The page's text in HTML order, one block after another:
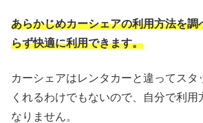
あらかじめカーシェアの利用方法を調
らず快適に利用できます。
カーシェアはレンタカーと違ってスタ
くれるわけでもないので、自分で利
なりません。